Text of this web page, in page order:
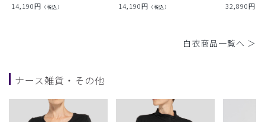
14,190円 （税込） 14,190円 （税込） 32,890円
白衣商品一覧へ ＞
ナース雑貨・その他